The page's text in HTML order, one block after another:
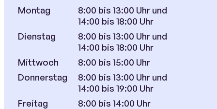
Montag
8:00 bis 13:00 Uhr und
14:00 bis 18:00 Uhr
Dienstag
8:00 bis 13:00 Uhr und
14:00 bis 18:00 Uhr
Mittwoch
8:00 bis 15:00 Uhr
Donnerstag
8:00 bis 13:00 Uhr und
14:00 bis 19:00 Uhr
Freitag
8:00 bis 14:00 Uhr